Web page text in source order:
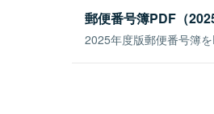
郵便番号簿PDF（
2025年度版郵便番号簿